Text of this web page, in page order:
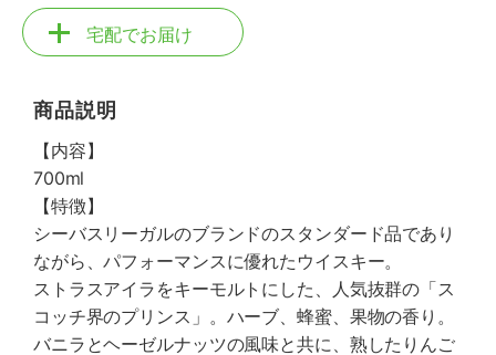
宅配でお届け
商品説明
【内容】
700ml
【特徴】
シーバスリーガルのブランドのスタンダード品であり
ながら、パフォーマンスに優れたウイスキー。
ストラスアイラをキーモルトにした、人気抜群の「ス
コッチ界のプリンス」。ハーブ、蜂蜜、果物の香り。
バニラとヘーゼルナッツの風味と共に、熟したりんご